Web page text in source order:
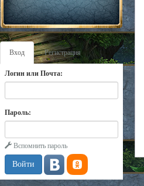
Вход Регистрация
Логин или Почта:
Пароль:
Вспомнить пароль